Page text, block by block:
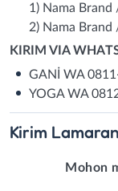
1) Nama Brand
2) Nama Brand
KIRIM VIA
GANİ WA
YOGA WA
Kirim Lamaran
Mohon